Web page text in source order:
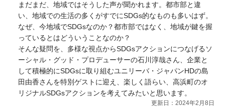
まだまだ、地域ではそうした声が聞かれます。都市部と違
い、地域での生活の多くがすでにSDGs的なものも多いはず。
なぜ、今地域でSDGsなのか？都市部ではなく、地域が鍵を握
っているとはどういうことなのか？
そんな疑問を、多様な視点からSDGsアクションにつなげるソ
ーシャル・グッド・プロデューサーの石川淳哉さん、企業と
して積極的にSDGsに取り組むユニリーバ・ジャパンHDの島
田由香さんを特別ゲストに迎え、楽しく語らい、高浜町のオ
リジナルSDGsアクションを考えてみたいと思います。
更新日：2024年2月8日